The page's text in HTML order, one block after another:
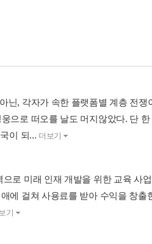
닌, 각자가 속한 플랫폼별 계층 전쟁
으로 떠오를 날도 머지않았다. 단 한
이 되... 더보기
으로 미래 인재 개발을 위한 교육 사
에 걸쳐 사용료를 받아 수익을 창출
기